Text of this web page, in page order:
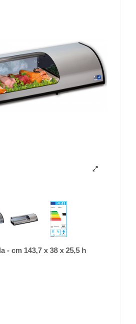
- cm 143,7 x 38 x 25,5 h